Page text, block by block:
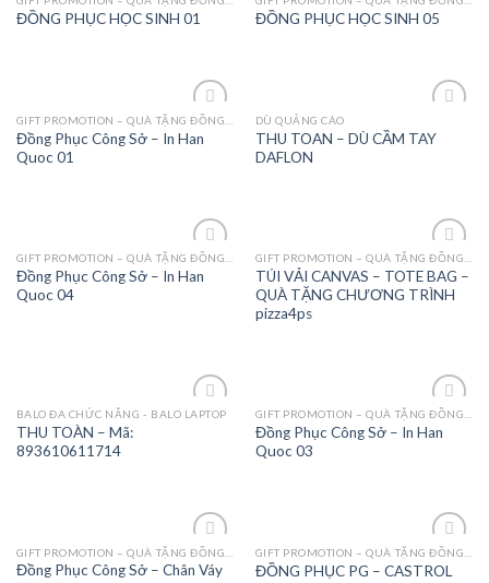
Add to
Wishlist
ĐỒNG PHỤC HỌC SINH 01
Add to
Wishlist
ĐỒNG PHỤC HỌC SINH 05
Add to
Wishlist
Đồng Phục Công Sở – In Han
Quoc 01
Wishlist
DÙ QUẢNG CÁO
THU TOAN – DÙ CẦM TAY
DAFLON
Wishlist
Đồng Phục Công Sở – In Han
Quoc 04
Wishlist
TÚI VẢI CANVAS – TOTE BAG –
QUÀ TẶNG CHƯƠNG TRÌNH
pizza4ps
BALO ĐA CHỨC NĂNG - BALO LAPTOP
THU TOÀN – Mã:
893610611714
Wishlist
GIFT PROMOTION – QUÀ TẶNG ĐỒNG PHỤC - MAY MẶC
Đồng Phục Công Sở – In Han
Quoc 03
Add to
Wishlist
Đồng Phục Công Sở – Chân Váy
Add to
Wishlist
ĐỒNG PHỤC PG – CASTROL